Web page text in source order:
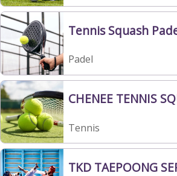
Tennis Squash
Padel
CHENEE TENNIS
Tennis
TKD TAEPOONG